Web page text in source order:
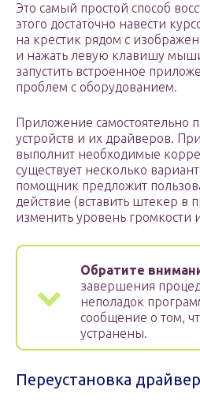
Это самый простой способ
этого достаточно навести
на крестик рядом с
и нажать левую клавишу
запустить встроенное
проблем с оборудованием.
Приложение самостоятельно
устройств и их драйверов.
выполнит необходимые
существует несколько
помощник предложит
действие (вставить штекер в
изменить уровень громкости
Обратите
завершения
неполадок
сообщение о том,
устранены.
Переустановка